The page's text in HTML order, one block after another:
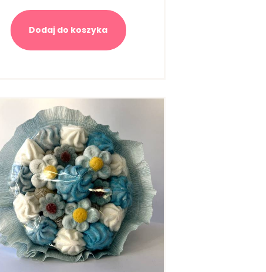
Dodaj do koszyka